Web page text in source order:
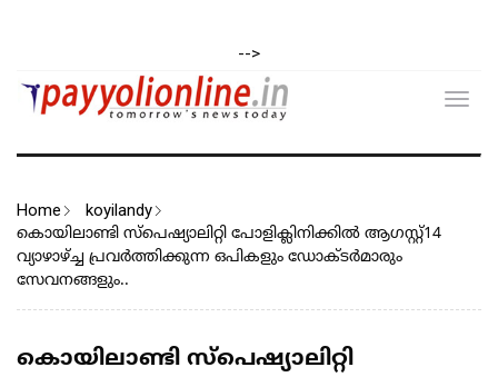
-->
Home koyilandy
കൊയിലാണ്ടി സ്പെഷ്യാലിറ്റി പോളിക്ലിനിക്കിൽ ആഗസ്റ്റ്14
വ്യാഴാഴ്‌ച്ച പ്രവർത്തിക്കുന്ന ഒപികളും ഡോക്ടർമാരും
സേവനങ്ങളും..
കൊയിലാണ്ടി സ്പെഷ്യാലിറ്റി